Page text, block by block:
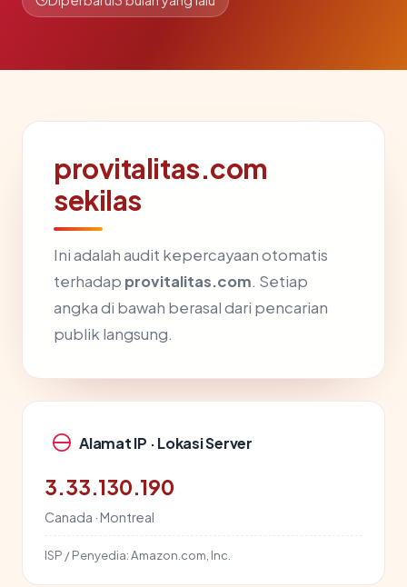
provitalitas.com
sekilas
Ini adalah audit kepercayaan otomatis
terhadap provitalitas.com. Setiap
angka di bawah berasal dari pencarian
publik langsung.
Alamat IP · Lokasi Server
3.33.130.190
Canada · Montreal
ISP / Penyedia:Amazon.com, Inc.